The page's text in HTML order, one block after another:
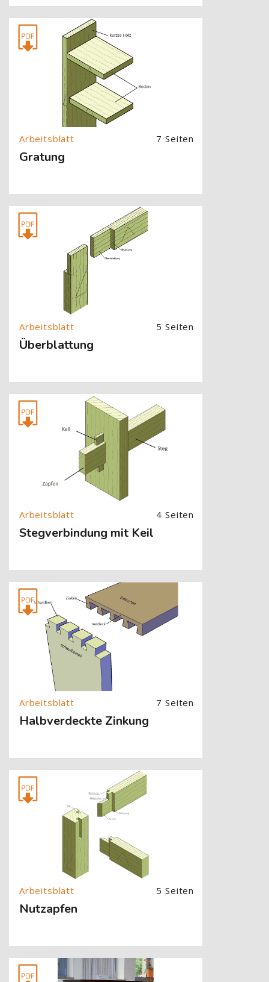
[Cocoon] About (Text with Image) überspringen
7 Seiten
Gratung
[Cocoon] About (Text with Image) überspringen
5 Seiten
Überblattung
[Cocoon] About (Text with Image) überspringen
4 Seiten
Stegverbindung mit Keil
[Cocoon] About (Text with Image) überspringen
7 Seiten
Halbverdeckte Zinkung
[Cocoon] About (Text with Image) überspringen
5 Seiten
Nutzapfen
[Cocoon] About (Text with Image) überspringen